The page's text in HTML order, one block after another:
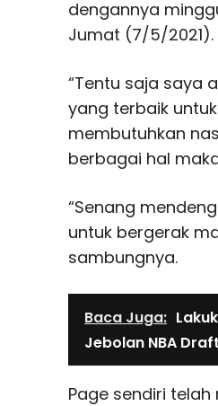
dengannya
Jumat (7/5/2021).
“Tentu saja saya
yang terbaik
membutuhkan
berbagai hal
“Senang
untuk bergerak
sambungnya.
Baca Juga:
Jebolan NBA Draft
Page sendiri